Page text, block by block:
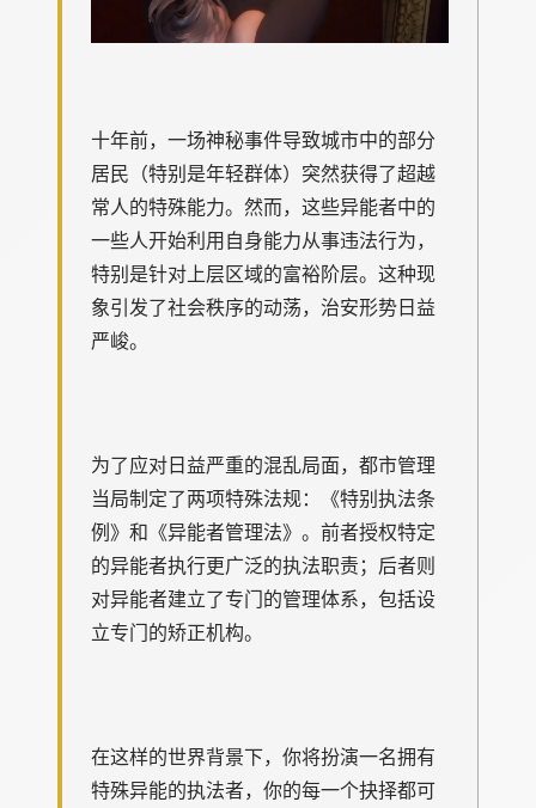
十年前，一场神秘事件导致城市中的部分
居民（特别是年轻群体）突然获得了超越
常人的特殊能力。然而，这些异能者中的
一些人开始利用自身能力从事违法行为，
特别是针对上层区域的富裕阶层。这种现
象引发了社会秩序的动荡，治安形势日益
严峻。
为了应对日益严重的混乱局面，都市管理
当局制定了两项特殊法规：《特别执法条
例》和《异能者管理法》。前者授权特定
的异能者执行更广泛的执法职责；后者则
对异能者建立了专门的管理体系，包括设
立专门的矫正机构。
在这样的世界背景下，你将扮演一名拥有
特殊异能的执法者，你的每一个抉择都可